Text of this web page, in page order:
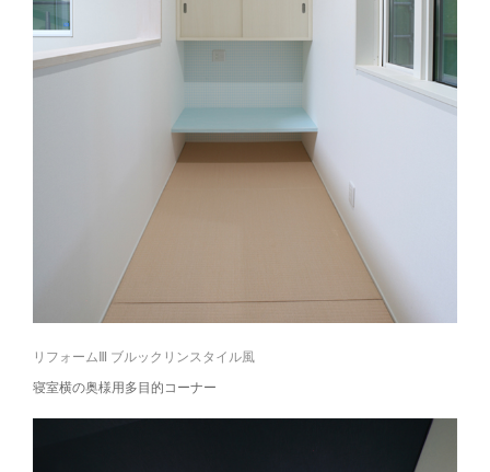
リフォームⅢ ブルックリンスタイル風
寝室横の奥様用多目的コーナー